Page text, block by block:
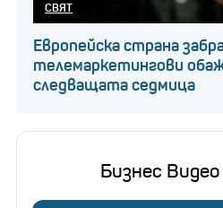
СВЯТ
Европейска страна
телемаркетингови
следващата седмица
Бизнес